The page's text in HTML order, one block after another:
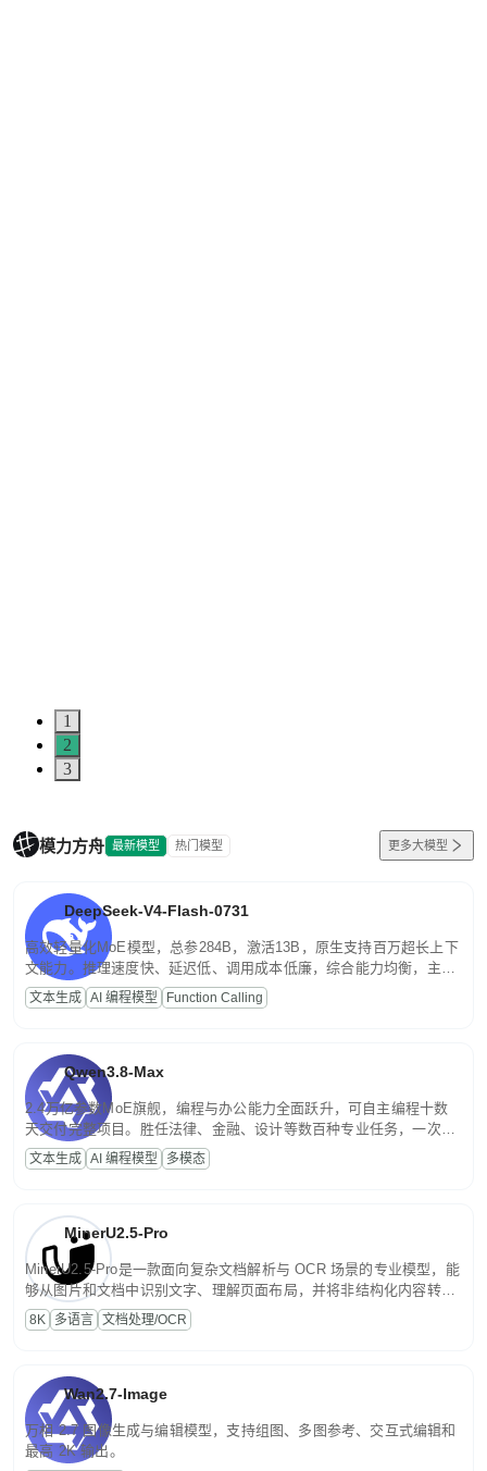
1
2
3
模力方舟 最新模型 热门模型 更多大模型
DeepSeek-V4-Flash-0731
高效轻量化MoE模型，总参284B，激活13B，原生支持百万超长上下
文能力。推理速度快、延迟低、调用成本低廉，综合能力均衡，主打
高并发、轻量化任务，适合日常对话、内容创作、基础 RAG、批量
文案处理等普惠刚需场景。
文本生成 AI 编程模型 Function Calling
Qwen3.8-Max
2.4万亿参数MoE旗舰，编程与办公能力全面跃升，可自主编程十数
天交付完整项目。胜任法律、金融、设计等数百种专业任务，一次对
话端到端交付生产级成果。原生视觉理解贯穿规划、执行与验证全流
程，支持超长文档与长视频的深度语义解析。长程任务中自主规划与
文本生成 AI 编程模型 多模态
MinerU2.5-Pro
MinerU2.5-Pro是一款面向复杂文档解析与 OCR 场景的专业模型，能
够从图片和文档中识别文字、理解页面布局，并将非结构化内容转换
为便于存储、检索和二次处理的结构化结果。
8K 多语言 文档处理/OCR
Wan2.7-Image
万相 2.7 图像生成与编辑模型，支持组图、多图参考、交互式编辑和
最高 2K 输出。